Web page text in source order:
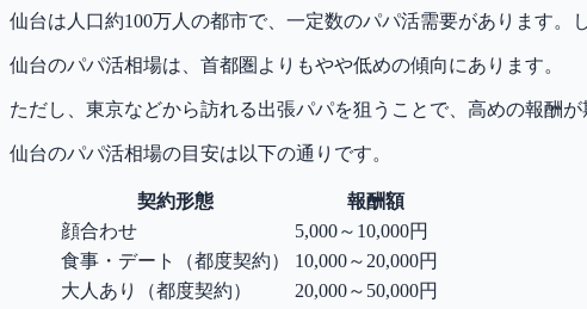
仙台は人口約100万人の都市で、一定数のパパ活需要があります。
仙台のパパ活相場は、首都圏よりもやや低めの傾向にあります。
ただし、東京などから訪れる出張パパを狙うことで、高めの報酬が
仙台のパパ活相場の目安は以下の通りです。
契約形態
報酬額
顔合わせ
5,000～10,000円
食事・デート（都度契約）
10,000～20,000円
大人あり（都度契約）
20,000～50,000円